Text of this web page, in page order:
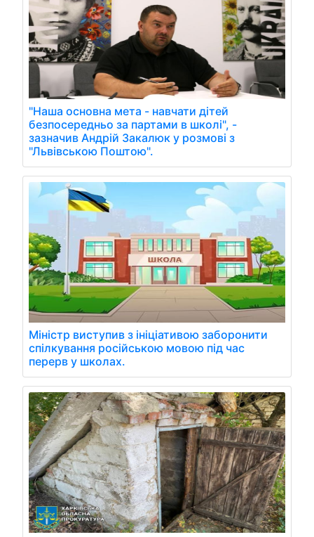
"Наша основна мета - навчати дітей
безпосередньо за партами в школі", -
зазначив Андрій Закалюк у розмові з
"Львівською Поштою".
Міністр виступив з ініціативою заборонити
спілкування російською мовою під час
перерв у школах.